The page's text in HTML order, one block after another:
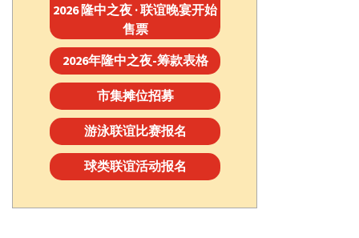
2026 隆中之夜 · 联谊晚宴开始
售票
2026年隆中之夜-筹款表格
市集摊位招募
游泳联谊比赛报名
球类联谊活动报名